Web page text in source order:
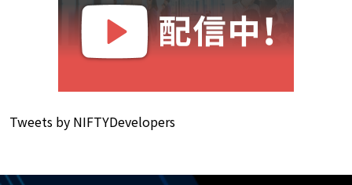
Tweets by NIFTYDevelopers